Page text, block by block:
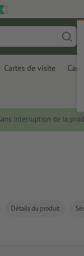
Cartes de visite
interruption de la
Détails du produit